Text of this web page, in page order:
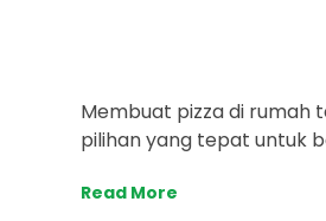
Membuat pizza di rumah
pilihan yang tepat untuk
Read More